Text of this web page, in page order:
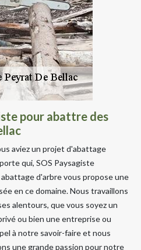
pour abattre des
aviez un projet d'abattage
qui, SOS Paysagiste
d'arbre vous propose une
en ce domaine. Nous travaillons
alentours, que vous soyez un
ou bien une entreprise ou
à notre savoir-faire et nous
une grande passion pour notre